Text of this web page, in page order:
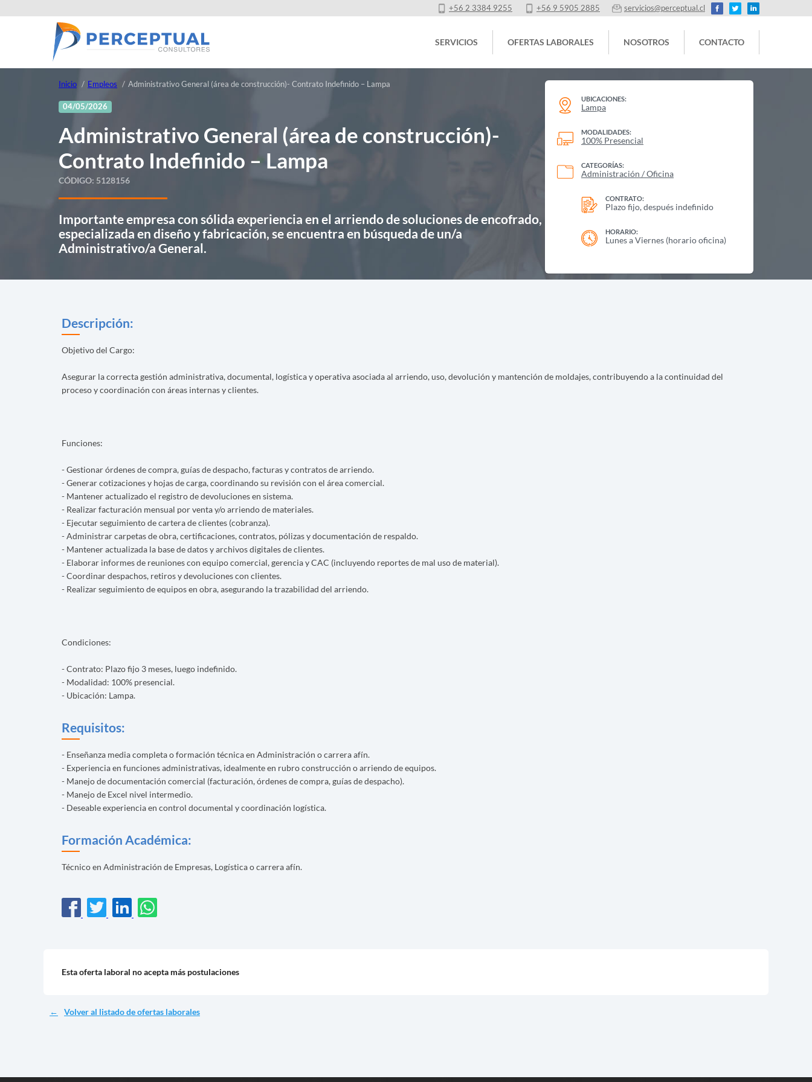
+56 2 3384 9255 +56 9 5905 2885 servicios@perceptual.cl
SERVICIOS OFERTAS LABORALES NOSOTROS CONTACTO
Inicio Empleos Administrativo General (área de construcción)- Contrato Indefinido – Lampa
04/05/2026
Administrativo General (área de construcción)-
Contrato Indefinido – Lampa
CÓDIGO: 5128156
Importante empresa con sólida experiencia en el arriendo de soluciones de encofrado,
especializada en diseño y fabricación, se encuentra en búsqueda de un/a
Administrativo/a General.
UBICACIONES:
Lampa
MODALIDADES:
100% Presencial
CATEGORÍAS:
Administración / Oficina
CONTRATO:
Plazo fijo, después indefinido
HORARIO:
Lunes a Viernes (horario oficina)
Descripción:
Objetivo del Cargo:
Asegurar la correcta gestión administrativa, documental, logística y operativa asociada al arriendo, uso, devolución y mantención de moldajes, contribuyendo a la continuidad del
proceso y coordinación con áreas internas y clientes.
Funciones:
- Gestionar órdenes de compra, guías de despacho, facturas y contratos de arriendo.
- Generar cotizaciones y hojas de carga, coordinando su revisión con el área comercial.
- Mantener actualizado el registro de devoluciones en sistema.
- Realizar facturación mensual por venta y/o arriendo de materiales.
- Ejecutar seguimiento de cartera de clientes (cobranza).
- Administrar carpetas de obra, certificaciones, contratos, pólizas y documentación de respaldo.
- Mantener actualizada la base de datos y archivos digitales de clientes.
- Elaborar informes de reuniones con equipo comercial, gerencia y CAC (incluyendo reportes de mal uso de material).
- Coordinar despachos, retiros y devoluciones con clientes.
- Realizar seguimiento de equipos en obra, asegurando la trazabilidad del arriendo.
Condiciones:
- Contrato: Plazo fijo 3 meses, luego indefinido.
- Modalidad: 100% presencial.
- Ubicación: Lampa.
Requisitos:
- Enseñanza media completa o formación técnica en Administración o carrera afín.
- Experiencia en funciones administrativas, idealmente en rubro construcción o arriendo de equipos.
- Manejo de documentación comercial (facturación, órdenes de compra, guías de despacho).
- Manejo de Excel nivel intermedio.
- Deseable experiencia en control documental y coordinación logística.
Formación Académica:
Técnico en Administración de Empresas, Logística o carrera afín.
Esta oferta laboral no acepta más postulaciones
Volver al listado de ofertas laborales